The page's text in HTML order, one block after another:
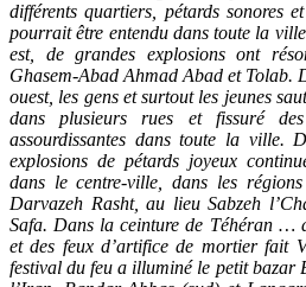
différents quartiers, pétards sonores
pourrait être entendu dans toute la
est, de grandes explosions ont
Ghasem-Abad Ahmad Abad et Tolab.
ouest, les gens et surtout les jeunes
dans plusieurs rues et fissuré
assourdissantes dans toute la ville.
explosions de pétards joyeux
dans le centre-ville, dans les
Darvazeh Rasht, au lieu Sabzeh
Safa. Dans la ceinture de Téhéran …
et des feux d’artifice de mortier fait
festival du feu a illuminé le petit bazar